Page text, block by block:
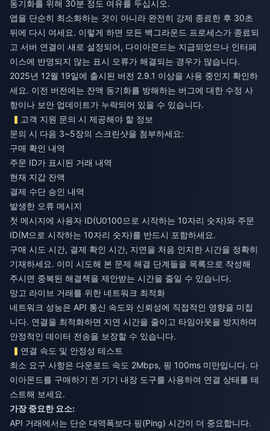
동기화를 위해 30분 정도 여유를 두십시오.
앱을 단순히 최소화하는 것이 아니라 완전히 강제 종료한 후 30초
뒤에 다시 여세요. 이렇게 하면 모든 백그라운드 프로세스가 종료되
고 서버 연결이 새로 설정되어, 다이아몬드는 지급되었으나 인터페
이스에 반영되지 않는 표시 오류가 해결되는 경우가 많습니다.
2025년 12월 19일에 출시된 버전 2.9.1 이상을 사용 중인지 확인하
세요. 이전 버전에는 잔액 동기화를 방해하는 버그에 대한 수정 사
항이나 보안 업데이트가 누락되어 있을 수 있습니다.
고객 지원 문의 시 제공해야 할 정보
문의 시 다음 3~5장의 스크린샷을 첨부하세요:
구매 확인 내역
주문 ID가 표시된 거래 내역
현재 지갑 잔액
결제 수단 승인 내역
발생한 오류 메시지
첫 메시지에 사용자 ID(U0100으로 시작하는 10자리 숫자)와 주문
ID(M으로 시작하는 10자리 숫자)를 반드시 포함하세요.
구매 시도 시간, 결제 확인 시간, 지연을 처음 인지한 시간을 정확히
기재하세요. 이미 시도해 본 문제 해결 단계들을 목록으로 작성해
주시면 중복된 해결책을 제안받는 시간을 줄일 수 있습니다.
망고 라이브 거래를 위한 네트워크 최적화
네트워크 성능은 API 통신 속도와 신뢰성에 직접적인 영향을 미칩
니다. 연결을 최적화하면 지연 시간을 줄이고 타임아웃을 방지하며
안정적인 데이터 전송을 보장할 수 있습니다.
연결 속도 및 안정성 테스트
최소 요구 사항은 다운로드 속도 2Mbps, 핑 100ms 미만입니다. 다
이아몬드를 구매하기 전 기기 내장 도구를 사용하여 연결 상태를 테
스트해 보세요.
가장 중요한 요소:
API 거래에서는 단순 대역폭보다 핑(Ping) 시간이 더 중요합니다.